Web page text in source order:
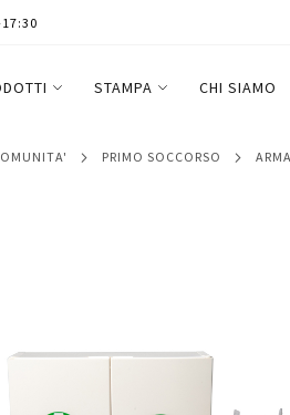
STAMPA CHI SIAMO
PRIMO SOCCORSO
102/P -